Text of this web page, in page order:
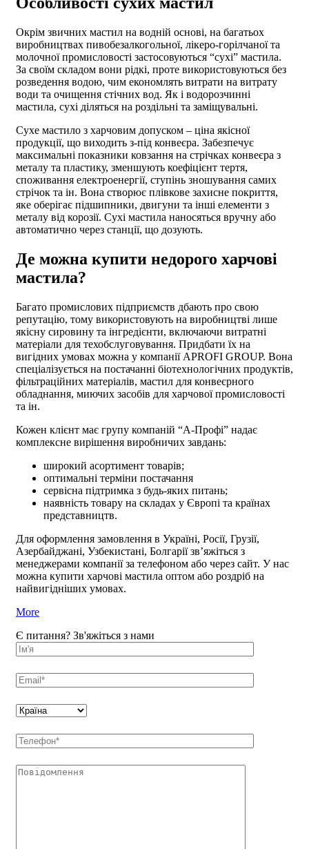
Окрім звичних мастил на водній основі, на багатьох
виробництвах пивобезалкогольної, лікеро-горілчаної та
молочної промисловості застосовуються “сухі” мастила.
За своїм складом вони рідкі, проте використовуються без
розведення водою, чим економлять витрати на витрату
води та очищення стічних вод. Як і водорозчинні
мастила, сухі діляться на роздільні та заміщувальні.
Сухе мастило з харчовим допуском – ціна якісної
продукції, що виходить з-під конвеєра. Забезпечує
максимальні показники ковзання на стрічках конвеєра з
металу та пластику, зменшують коефіцієнт тертя,
споживання електроенергії, ступінь зношування самих
стрічок та ін. Вона створює плівкове захисне покриття,
яке оберігає підшипники, двигуни та інші елементи з
металу від корозії. Сухі мастила наносяться вручну або
автоматично через станції, що дозують.
Де можна купити недорого харчові
мастила?
Багато промислових підприємств дбають про свою
репутацію, тому використовують на виробництві лише
якісну сировину та інгредієнти, включаючи витратні
матеріали для техобслуговування. Придбати їх на
вигідних умовах можна у компанії APROFI GROUP. Вона
спеціалізується на постачанні біотехнологічних продуктів,
фільтраційних матеріалів, мастил для конвеєрного
обладнання, миючих засобів для харчової промисловості
та ін.
Кожен клієнт має групу компаній “А-Профі” надає
комплексне вирішення виробничих завдань:
широкий асортимент товарів;
оптимальні терміни постачання
сервісна підтримка з будь-яких питань;
наявність товару на складах у Європі та країнах
представництв.
Для оформлення замовлення в Україні, Росії, Грузії,
Азербайджані, Узбекистані, Болгарії зв’яжіться з
менеджерами компанії за телефоном або через сайт. У нас
можна купити харчові мастила оптом або роздріб на
найвигідніших умовах.
More
Є питання? Зв'яжіться з нами